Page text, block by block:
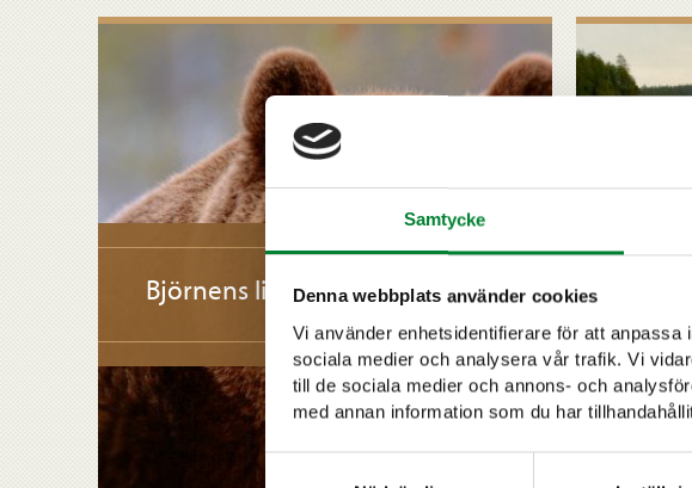
Samtycke
Denna webbplats använder cookies
Vi använder enhetsidentifierare för att
sociala medier och analysera vår trafik. Vi
till de sociala medier och annons- och
med annan information som du har
Björnens liv